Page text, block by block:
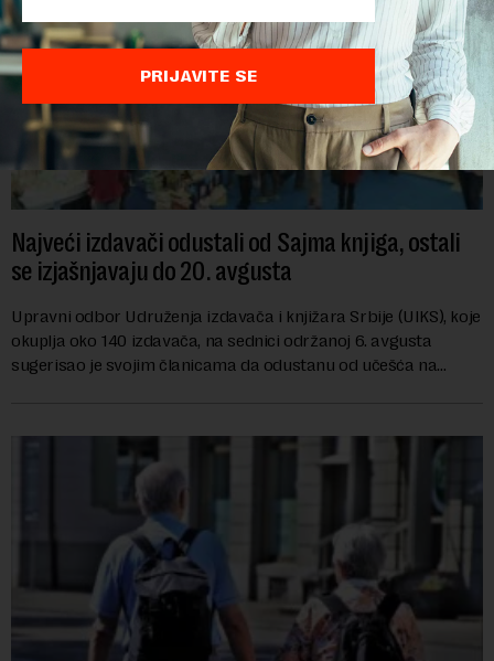
Najveći izdavači odustali od Sajma knjiga, ostali
se izjašnjavaju do 20. avgusta
Upravni odbor Udruženja izdavača i knjižara Srbije (UIKS), koje
okuplja oko 140 izdavača, na sednici održanoj 6. avgusta
sugerisao je svojim članicama da odustanu od učešća na
PRIJAVITE SE